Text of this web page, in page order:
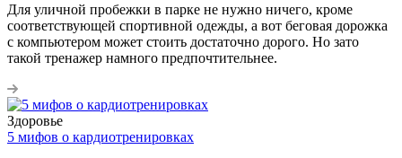
Для уличной пробежки в парке не нужно ничего, кроме
соответствующей спортивной одежды, а вот беговая дорожка
с компьютером может стоить достаточно дорого. Но зато
такой тренажер намного предпочтительнее.
Здоровье
5 мифов о кардиотренировках